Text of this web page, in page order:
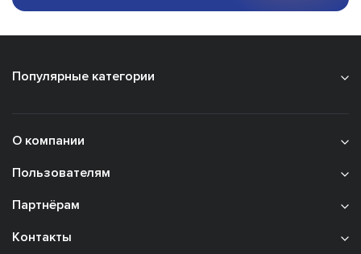
Популярные категории
О компании
Пользователям
Партнёрам
Контакты